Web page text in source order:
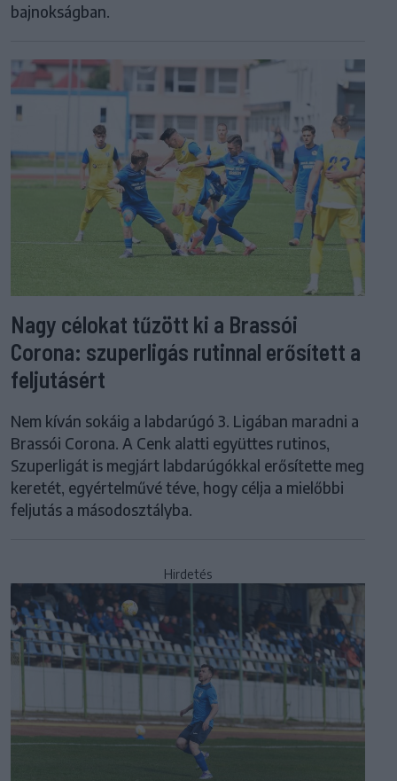
bajnokságban.
Nagy célokat tűzött ki a Brassói
Corona: szuperligás rutinnal erősített a
feljutásért
Nem kíván sokáig a labdarúgó 3. Ligában maradni a
Brassói Corona. A Cenk alatti együttes rutinos,
Szuperligát is megjárt labdarúgókkal erősítette meg
keretét, egyértelművé téve, hogy célja a mielőbbi
feljutás a másodosztályba.
Hirdetés